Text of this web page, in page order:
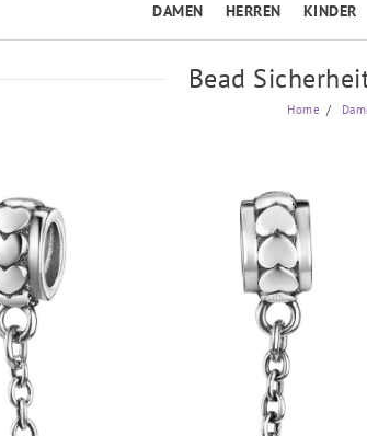
DAMEN HERREN KINDER
Bead
Home